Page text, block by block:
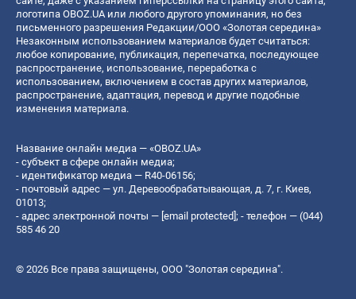
логотипа OBOZ.UA или любого другого упоминания, но без
письменного разрешения Редакции/ООО «Золотая середина»
Незаконным использованием материалов будет считаться:
любое копирование, публикация, перепечатка, последующее
распространение, использование, переработка с
использованием, включением в состав других материалов,
распространение, адаптация, перевод и другие подобные
изменения материала.
Название онлайн медиа — «OBOZ.UA»
- субъект в сфере онлайн медиа;
- идентификатор медиа — R40-06156;
- почтовый адрес — ул. Деревообрабатывающая, д. 7, г. Киев,
01013;
- адрес электронной почты — [email protected] ; - телефон — (044)
585 46 20
© 2026 Все права защищены, ООО "Золотая середина".